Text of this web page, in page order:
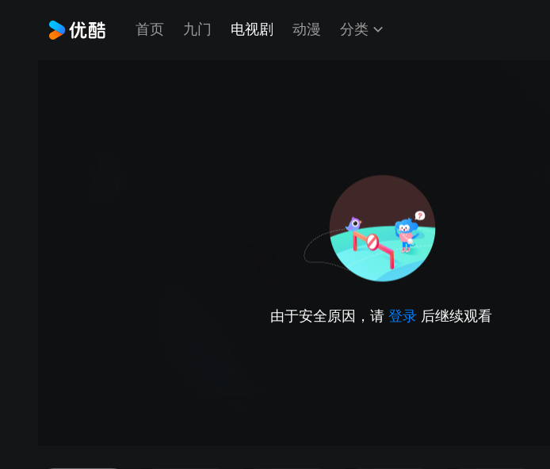
首页 九门 电视剧 动漫 分类
由于安全原因，请 登录 后继续观看